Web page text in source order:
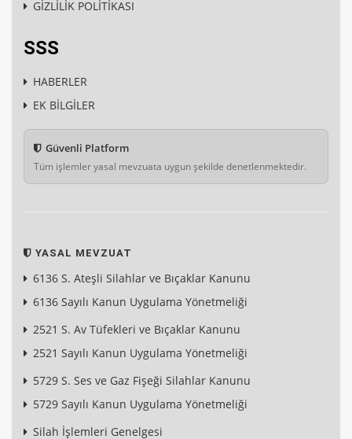
GİZLİLİK POLİTİKASI
SSS
HABERLER
EK BİLGİLER
Güvenli Platform
Tüm işlemler yasal mevzuata uygun şekilde denetlenmektedir.
YASAL MEVZUAT
6136 S. Ateşli Silahlar ve Bıçaklar Kanunu
6136 Sayılı Kanun Uygulama Yönetmeliği
2521 S. Av Tüfekleri ve Bıçaklar Kanunu
2521 Sayılı Kanun Uygulama Yönetmeliği
5729 S. Ses ve Gaz Fişeği Silahlar Kanunu
5729 Sayılı Kanun Uygulama Yönetmeliği
Silah İşlemleri Genelgesi